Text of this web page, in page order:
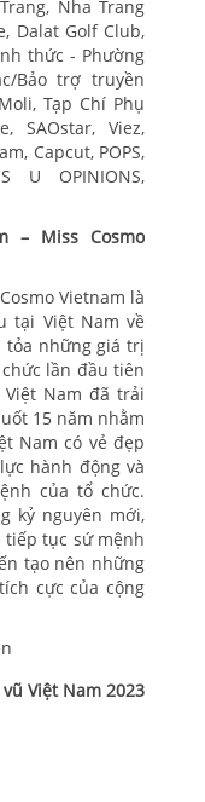
Nha Trang
Dalat Golf Club,
thức - Phường
Bảo trợ truyền
Tạp Chí Phụ
SAOstar, Viez,
Capcut, POPS,
U OPINIONS,
– Miss Cosmo
Vietnam là
tại Việt Nam về
tỏa những giá trị
lần đầu tiên
Việt Nam đã trải
15 năm nhằm
Nam có vẻ đẹp
hành động và
của tổ chức.
kỷ nguyên mới,
tiếp tục sứ mệnh
tạo nên những
cực của cộng
Việt Nam 2023